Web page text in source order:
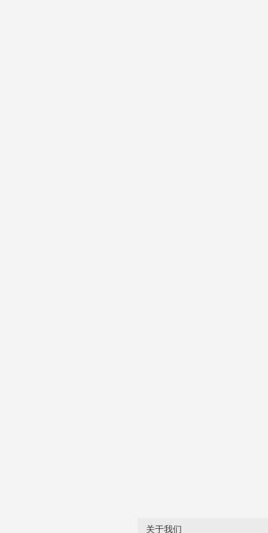
关于我们